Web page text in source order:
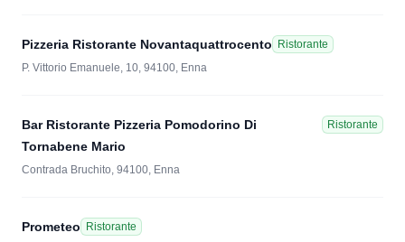
Pizzeria Ristorante Novantaquattrocento
Ristorante
P. Vittorio Emanuele, 10, 94100, Enna
Bar Ristorante Pizzeria Pomodorino Di
Tornabene Mario
Ristorante
Contrada Bruchito, 94100, Enna
Prometeo
Ristorante